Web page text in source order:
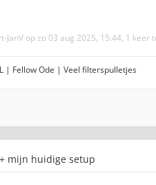
JanV op zo 03 aug 2025, 15:44, 1 keer
| Fellow Ode | Veel filterspulletjes
mijn huidige setup